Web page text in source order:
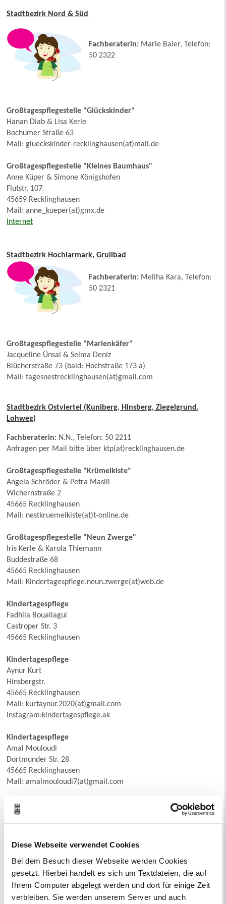
Diese Webseite verwendet Cookies
Bei dem Besuch dieser Webseite werden Cookies
gesetzt. Hierbei handelt es sich um Textdateien, die auf
Ihrem Computer abgelegt werden und dort für einige Zeit
verbleiben. Sie werden unserem Server und auch
Stadtbezirk Nord & Süd
Fachberaterin: Marie Baier, Telefon:
50 2322
Großtagespflegestelle "Glückskinder"
Hanan Diab & Lisa Kerle
Bochumer Straße 63
Mail: glueckskinder-recklinghausen(at)mail.de
Großtagespflegestelle "Kleines Baumhaus"
Anne Küper & Simone Königshofen
Flutstr. 107
45659 Recklinghausen
Mail: anne_kueper(at)gmx.de
Internet
Stadtbezirk Hochlarmark, Grullbad
Fachberaterin: Meliha Kara, Telefon:
50 2321
Großtagespflegestelle "Marienkäfer"
Jacqueline Ünsal & Selma Deniz
Blücherstraße 73 (bald: Hochstraße 173 a)
Mail: tagesnestrecklinghausen(at)gmail.com
Stadtbezirk Ostviertel (Kuniberg, Hinsberg, Ziegelgrund,
Lohweg)
Fachberaterin: N.N., Telefon: 50 2211
Anfragen per Mail bitte über ktp(at)recklinghausen.de
Großtagespflegestelle "Krümelkiste"
Angela Schröder & Petra Masili
Wichernstraße 2
45665 Recklinghausen
Mail: nestkruemelkiste(at)t-online.de
Großtagespflegestelle "Neun Zwerge"
Iris Kerle & Karola Thiemann
Buddestraße 68
45665 Recklinghausen
Mail: Kindertagespflege.neun.zwerge(at)web.de
Kindertagespflege
Fadhila Bouallagui
Castroper Str. 3
45665 Recklinghausen
Kindertagespflege
Aynur Kurt
Hinsbergstr.
45665 Recklinghausen
Mail: kurtaynur.2020(at)gmail.com
Instagram:kindertagespflege.ak
Kindertagespflege
Amal Mouloudi
Dortmunder Str. 28
45665 Recklinghausen
Mail: amalmouloudi7(at)gmail.com
Stadtbezirk Westviertel, Stuckenbusch, Innenstadt
Fachberaterin: